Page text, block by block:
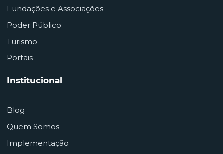
Fundações e Associações
Poder Público
Turismo
Portais
Institucional
Blog
Quem Somos
Implementação